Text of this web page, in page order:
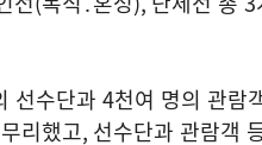
선수단과 4천여 명의 관람
리했고, 선수단과 관람객